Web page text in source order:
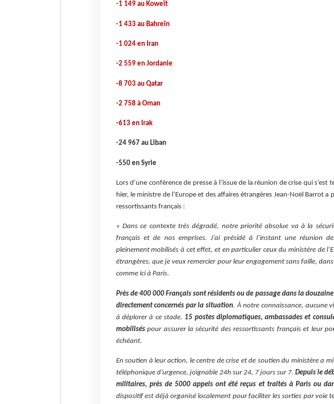
-1 149 au Koweït
-1 433 au Bahreïn
-1 024 en Iran
-2 559 en Jordanie
-8 703 au Qatar
-2 758 à Oman
-613 en Irak
-24 967 au Liban
-550 en Syrie
Lors d’une conférence de presse à l’issue de la réunion de crise qui s’est
hier, le ministre de l’Europe et des affaires étrangères Jean-Noël Barrot a
ressortissants français :
« Dans ce contexte très dégradé, notre priorité absolue va à la
français et de nos emprises. J’ai présidé à l’instant une réunion
pleinement mobilisés à cet effet, et en particulier ceux du ministère de
étrangères, que je veux remercier pour leur engagement sans faille,
comme ici à Paris.
Près de 400 000 Français sont résidents ou de passage dans la
directement concernés par la situation. À notre connaissance, aucune
à déplorer à ce stade. 15 postes diplomatiques, ambassades et
mobiliséspour assurer la sécurité des ressortissants français et leur
échéant.
En soutien à leur action, le centre de crise et de soutien du ministère a
téléphonique d’urgence, joignable 24h sur 24, 7 jours sur 7.Depuis le
militaires, près de 5000 appels ont été reçus et traités à Paris ou
dispositif est déjà organisé localement pour faciliter les sorties par voie